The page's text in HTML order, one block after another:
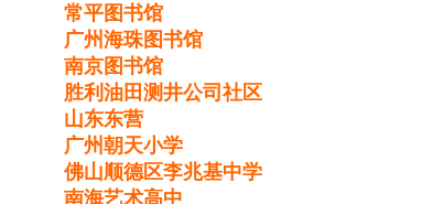
常平图书馆
广州海珠图书馆
南京图书馆
胜利油田测井公司社区
山东东营
广州朝天小学
佛山顺德区李兆基中学
南海艺术高中